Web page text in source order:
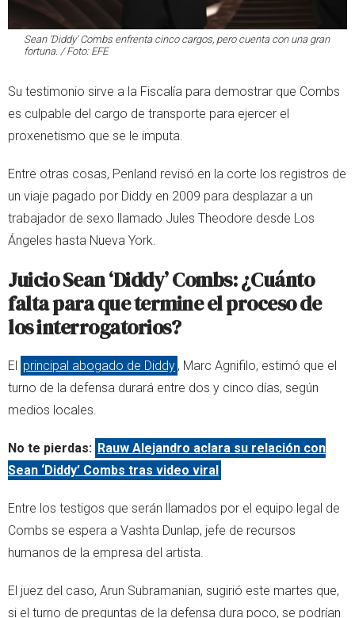
Sean ‘Diddy’ Combs enfrenta cinco cargos, pero cuenta con una gran
fortuna. / Foto: EFE
Su testimonio sirve a la Fiscalía para demostrar que Combs
es culpable del cargo de transporte para ejercer el
proxenetismo que se le imputa.
Entre otras cosas, Penland revisó en la corte los registros de
un viaje pagado por Diddy en 2009 para desplazar a un
trabajador de sexo llamado Jules Theodore desde Los
Ángeles hasta Nueva York.
Juicio Sean ‘Diddy’ Combs: ¿Cuánto
falta para que termine el proceso de
los interrogatorios?
El principal abogado de Diddy , Marc Agnifilo, estimó que el
turno de la defensa durará entre dos y cinco días, según
medios locales.
No te pierdas: Rauw Alejandro aclara su relación con
Sean ‘Diddy’ Combs tras video viral
Entre los testigos que serán llamados por el equipo legal de
Combs se espera a Vashta Dunlap, jefe de recursos
humanos de la empresa del artista.
El juez del caso, Arun Subramanian, sugirió este martes que,
si el turno de preguntas de la defensa dura poco, se podrían